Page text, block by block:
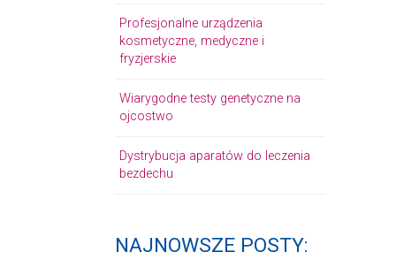
Profesjonalne urządzenia
kosmetyczne, medyczne i
fryzjerskie
Wiarygodne testy genetyczne na
ojcostwo
Dystrybucja aparatów do leczenia
bezdechu
NAJNOWSZE POSTY: